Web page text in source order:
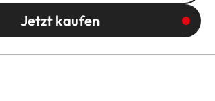
Jetzt kaufen